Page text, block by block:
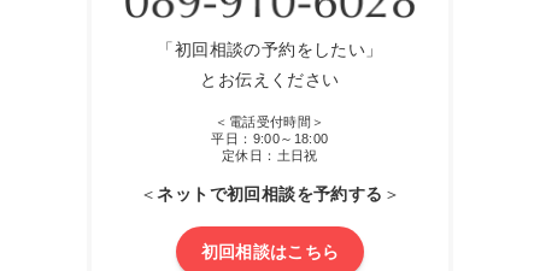
「初回相談の予約をしたい」
とお伝えください
＜電話受付時間＞
平日：9:00～18:00
定休日：土日祝
＜ネットで初回相談を予約する ＞
初回相談はこちら